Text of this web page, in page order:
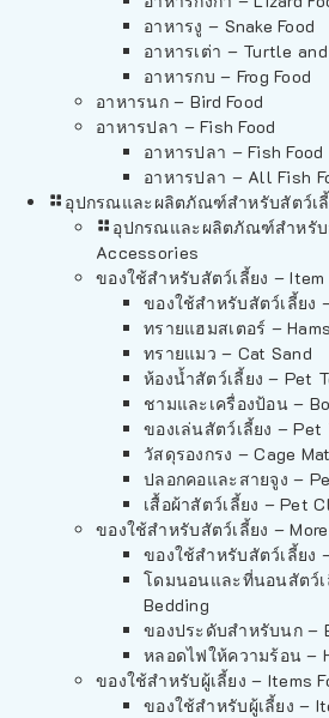
อาหารงู – Snake Food
อาหารเต่า – Turtle
อาหารกบ – Frog Food
อาหารนก – Bird Food
อาหารปลา – Fish Food
อาหารปลา – Fish Food
อาหารปลา – All Fish
อุปกรณและผลิตภัณฑ์สำหรับสัตว์เ
อุปกรณและผลิตภัณฑ์สำหรับ
Accessories
ของใช้สำหรับสัตว์เลี้ยง – Item
ของใช้สำหรับสัตว์เลี้ยง
ทรายแฮมสเตอร์ –
ทรายแมว – Cat Sand
ห้องน้ำสัตว์เลี้ยง – Pet
ชามและเครื่องป้อน –
ของเล่นสัตว์เลี้ยง – Pet
วัสดุรองกรง – Cage
ปลอกคอและสายจูง –
เสื้อผ้าสัตว์เลี้ยง – Pet
ของใช้สำหรับสัตว์เลี้ยง –
ของใช้สำหรับสัตว์เลี้ยง
โดมนอนและที่นอนสัตว์
Bedding
ของประดับสำหรับนก –
หลอดไฟให้ความร้อน –
ของใช้สำหรับผู้เลี้ยง – Items
ของใช้สำหรับผู้เลี้ยง –